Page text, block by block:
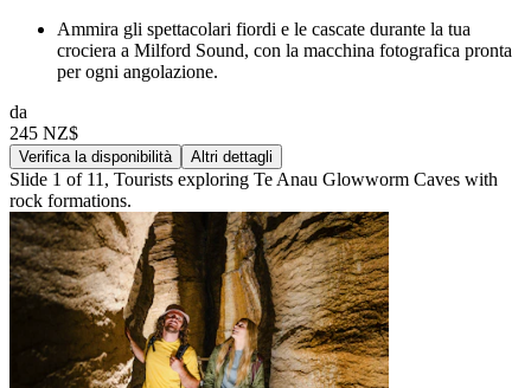
Ammira gli spettacolari fiordi e le cascate durante la tua
crociera a Milford Sound, con la macchina fotografica pronta
per ogni angolazione.
da
245 NZ$
Verifica la disponibilità Altri dettagli
Slide 1 of 11, Tourists exploring Te Anau Glowworm Caves with
rock formations.